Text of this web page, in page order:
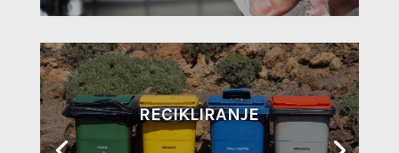
RECIKLIRANJE